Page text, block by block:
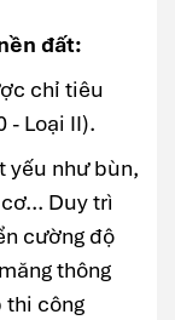
đất:
chỉ tiêu
- Loại II).
yếu như bùn,
Duy trì
cường độ
thông
thi công